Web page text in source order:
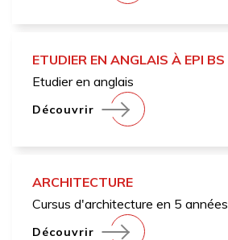
ETUDIER EN ANGLAIS À EPI BS
Etudier en anglais
Découvrir
ARCHITECTURE
Cursus d'architecture en 5 années
Découvrir